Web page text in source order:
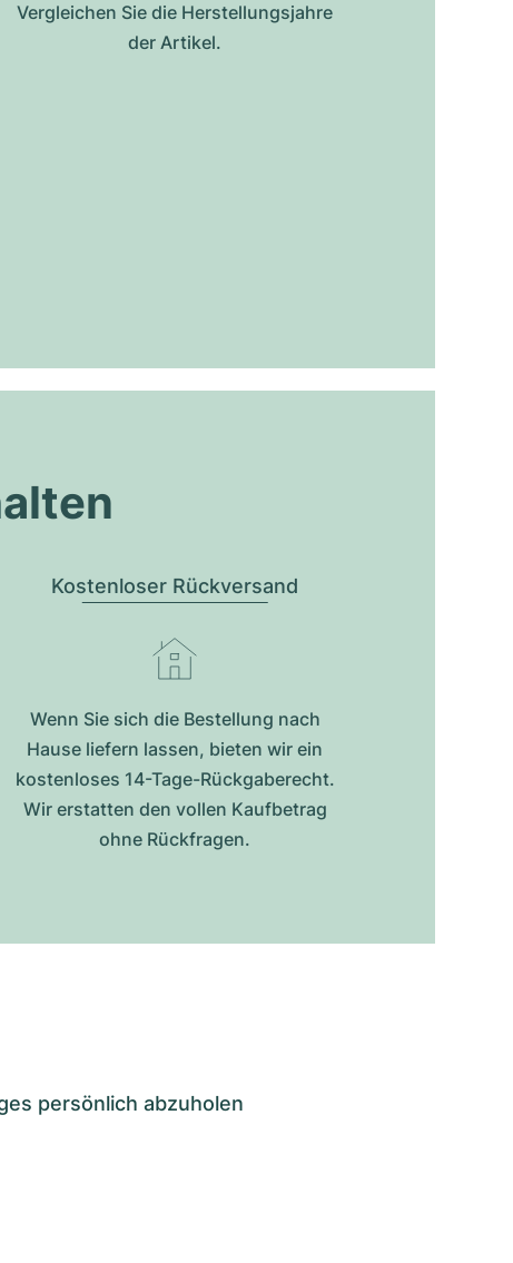
Vergleichen Sie die Herstellungsjahre
der Artikel.
Kostenloser Rückversand
Wenn Sie sich die Bestellung nach
Hause liefern lassen, bieten wir ein
kostenloses 14-Tage-Rückgaberecht.
Wir erstatten den vollen Kaufbetrag
ohne Rückfragen.
persönlich abzuholen